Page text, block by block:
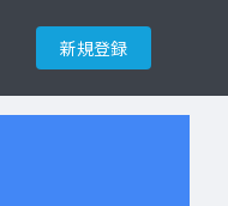
新規登録